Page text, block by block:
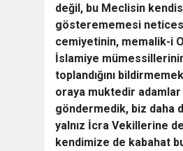
değil, bu Meclisin
gösterememesi
cemiyetinin, memalik-i
İslamiye
toplandığını
oraya muktedir adamlar
göndermedik, biz daha
yalnız İcra Vekillerine
kendimize de kabahat